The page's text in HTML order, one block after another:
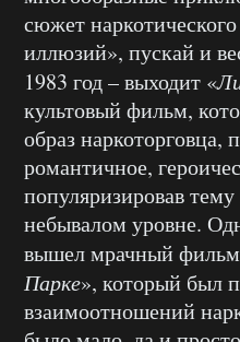
сюжет
иллюзий», пускай и
1983 год – выходит «
культовый фильм,
образ наркоторговца,
романтичное,
популяризировав
небывалом уровне.
вышел мрачный
Парке», который был
взаимоотношений